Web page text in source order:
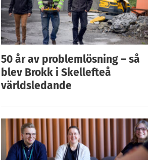
50 år av problemlösning – så
blev Brokk i Skellefteå
världsledande